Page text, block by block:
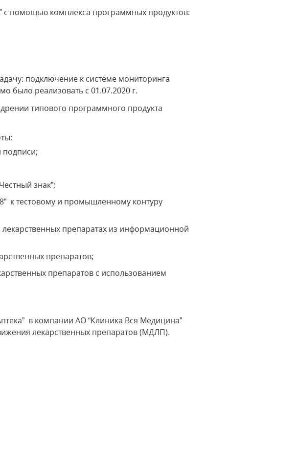
с помощью комплекса программных продуктов:
подключение к системе мониторинга
было реализовать с 01.07.2020 г.
типового программного продукта
знак”;
к тестовому и промышленному контуру
препаратах из информационной
препаратов;
препаратов с использованием
в компании АО “Клиника Вся Медицина”
лекарственных препаратов (МДЛП).